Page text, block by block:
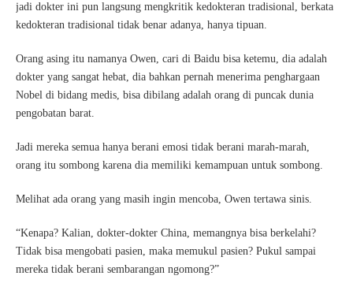
jadi dokter ini pun langsung mengkritik kedokteran tradisional, berkata
kedokteran tradisional tidak benar adanya, hanya tipuan.
Orang asing itu namanya Owen, cari di Baidu bisa ketemu, dia adalah
dokter yang sangat hebat, dia bahkan pernah menerima penghargaan
Nobel di bidang medis, bisa dibilang adalah orang di puncak dunia
pengobatan barat.
Jadi mereka semua hanya berani emosi tidak berani marah-marah,
orang itu sombong karena dia memiliki kemampuan untuk sombong.
Melihat ada orang yang masih ingin mencoba, Owen tertawa sinis.
“Kenapa? Kalian, dokter-dokter China, memangnya bisa berkelahi?
Tidak bisa mengobati pasien, maka memukul pasien? Pukul sampai
mereka tidak berani sembarangan ngomong?”